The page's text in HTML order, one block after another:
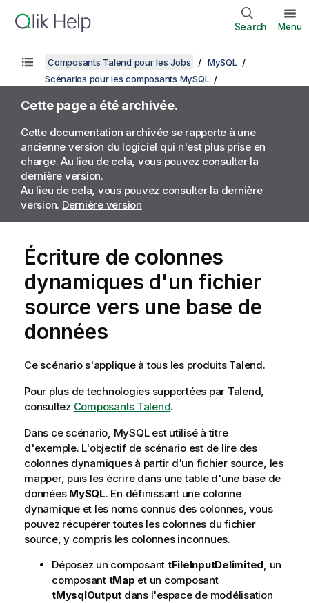
Search Menu
Composants Talend pour les Jobs
MySQL
Scénarios pour les composants MySQL
Cette page a été archivée.
Cette documentation archivée se rapporte à une
ancienne version du logiciel qui n'est plus prise en
charge. Au lieu de cela, vous pouvez consulter la
dernière version.
Au lieu de cela, vous pouvez consulter la dernière
version. Dernière version
Écriture de colonnes
dynamiques d'un fichier
source vers une base de
données
Ce scénario s'applique à tous les produits Talend.
Pour plus de technologies supportées par Talend,
consultez Composants Talend.
Dans ce scénario, MySQL est utilisé à titre
d'exemple. L'objectif de scénario est de lire des
colonnes dynamiques à partir d'un fichier source, les
mapper, puis les écrire dans une table d'une base de
données MySQL. En définissant une colonne
dynamique et les noms connus des colonnes, vous
pouvez récupérer toutes les colonnes du fichier
source, y compris les colonnes inconnues.
Déposez un composant tFileInputDelimited, un
composant tMap et un composant
tMysqlOutput dans l'espace de modélisation